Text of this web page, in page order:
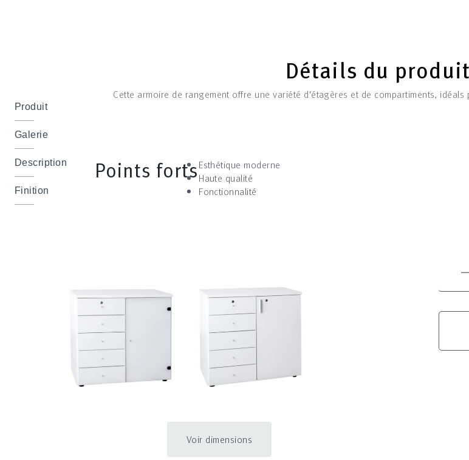
Produit
Galerie
Description
Finition
Détails du produit
Cette armoire de rangement offre une variété d'étagères et de compartiments,
Points fortsEsthétique moderne
Haute qualité
Fonctionnalité
Voir dimensions